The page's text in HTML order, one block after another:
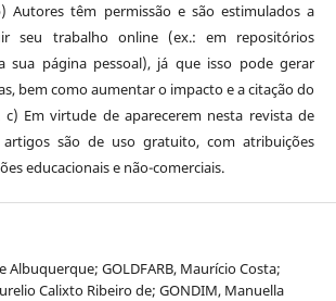
Autores têm permissão e são estimulados a
seu trabalho online (ex.: em repositórios
sua página pessoal), já que isso pode gerar
bem como aumentar o impacto e a citação do
Em virtude de aparecerem nesta revista de
artigos são de uso gratuito, com atribuições
educacionais e não-comerciais.
Albuquerque; GOLDFARB, Maurício Costa;
Calixto Ribeiro de; GONDIM, Manuella